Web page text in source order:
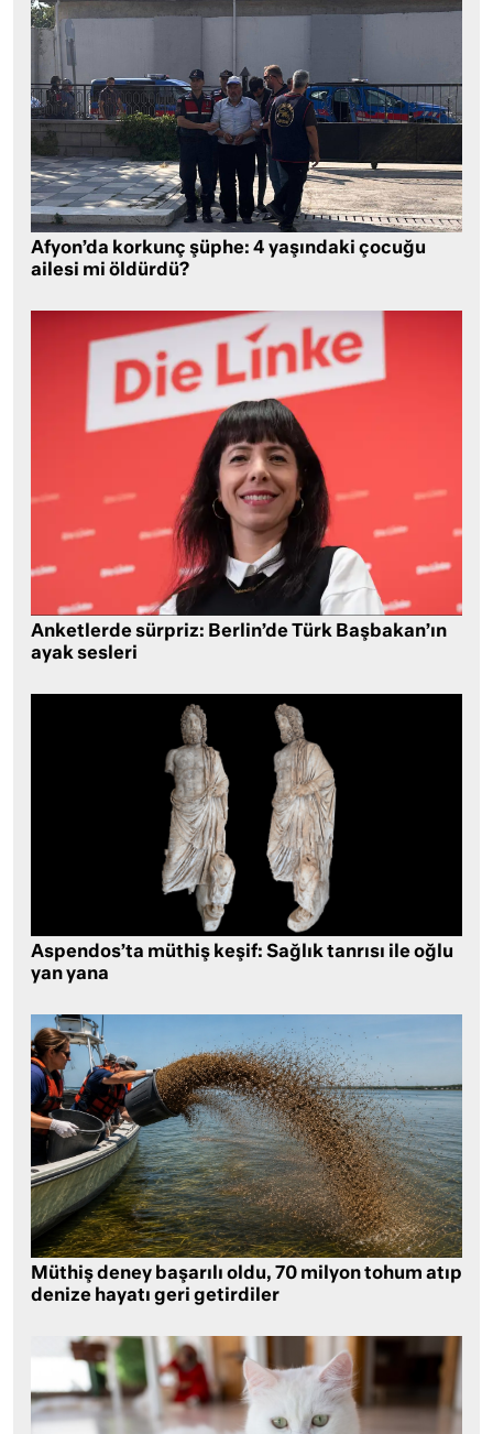
Afyon’da korkunç şüphe: 4 yaşındaki çocuğu
ailesi mi öldürdü?
Anketlerde sürpriz: Berlin’de Türk Başbakan’ın
ayak sesleri
Aspendos’ta müthiş keşif: Sağlık tanrısı ile oğlu
yan yana
Müthiş deney başarılı oldu, 70 milyon tohum atıp
denize hayatı geri getirdiler